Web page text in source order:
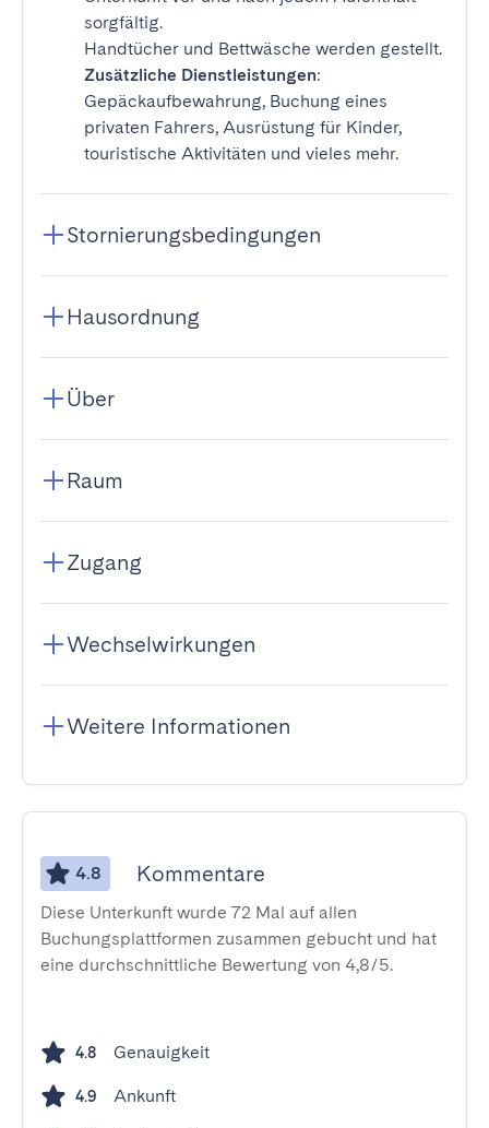
sorgfältig.
Handtücher und Bettwäsche werden gestellt.
Zusätzliche Dienstleistungen:
Gepäckaufbewahrung, Buchung eines
privaten Fahrers, Ausrüstung für Kinder,
touristische Aktivitäten und vieles mehr.
Stornierungsbedingungen
Hausordnung
Über
Raum
Zugang
Wechselwirkungen
Weitere Informationen
4.8 Kommentare
Diese Unterkunft wurde 72 Mal auf allen
Buchungsplattformen zusammen gebucht und hat
eine durchschnittliche Bewertung von 4,8/5.
4.8 Genauigkeit
4.9 Ankunft